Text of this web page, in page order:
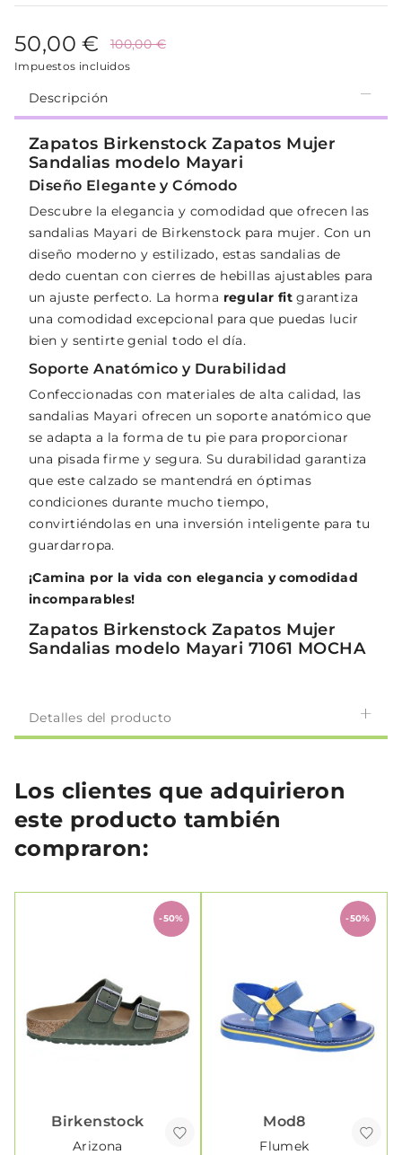
50,00 € 100,00 €
Impuestos incluidos
Descripción
Zapatos Birkenstock Zapatos Mujer
Sandalias modelo Mayari
Diseño Elegante y Cómodo
Descubre la elegancia y comodidad que ofrecen las
sandalias Mayari de Birkenstock para mujer. Con un
diseño moderno y estilizado, estas sandalias de
dedo cuentan con cierres de hebillas ajustables para
un ajuste perfecto. La horma regular fit garantiza
una comodidad excepcional para que puedas lucir
bien y sentirte genial todo el día.
Soporte Anatómico y Durabilidad
Confeccionadas con materiales de alta calidad, las
sandalias Mayari ofrecen un soporte anatómico que
se adapta a la forma de tu pie para proporcionar
una pisada firme y segura. Su durabilidad garantiza
que este calzado se mantendrá en óptimas
condiciones durante mucho tiempo,
convirtiéndolas en una inversión inteligente para tu
guardarropa.
¡Camina por la vida con elegancia y comodidad
incomparables!
Zapatos Birkenstock Zapatos Mujer
Sandalias modelo Mayari 71061 MOCHA
Detalles del producto
Los clientes que adquirieron
este producto también
compraron:
-50%
Birkenstock
Arizona
-50%
Mod8
Flumek